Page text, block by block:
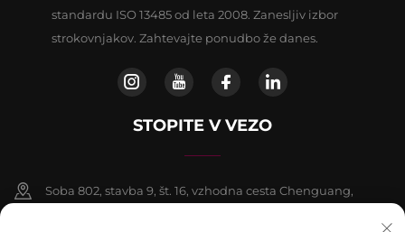
standardu ISO 13485 od leta 2008. Zanesljiv izbor
strokovnjakov. Zahtevajte ponudbo že danes.
STOPITE V VEZO
Soba 802, stavba 9, št. 16, vzhodna cesta Chenguang,